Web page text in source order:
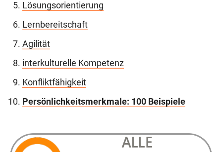
Lösungsorientierung
Lernbereitschaft
Agilität
interkulturelle Kompetenz
Konfliktfähigkeit
Persönlichkeitsmerkmale: 100 Beispiele